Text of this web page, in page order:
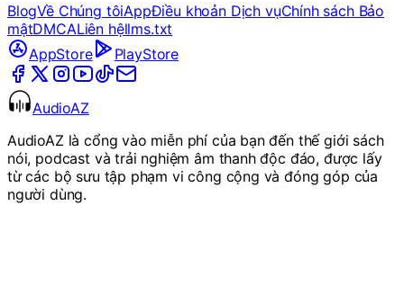
BlogVề Chúng tôiAppĐiều khoản Dịch vụChính sách Bảo
mậtDMCALiên hệllms.txt
AppStore
PlayStore
AudioAZ
AudioAZ là cổng vào miễn phí của bạn đến thế giới sách
nói, podcast và trải nghiệm âm thanh độc đáo, được lấy
từ các bộ sưu tập phạm vi công cộng và đóng góp của
người dùng.